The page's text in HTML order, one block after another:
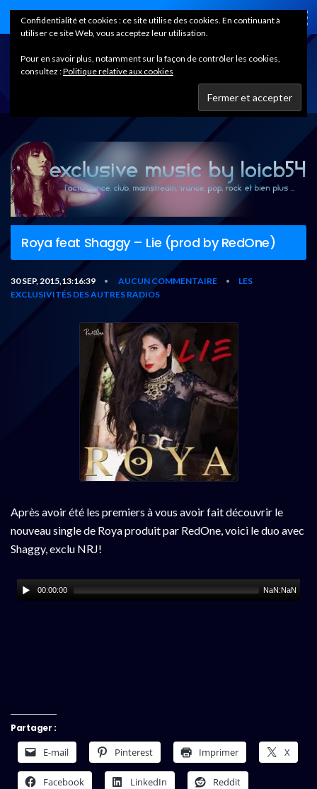
Home
Roya feat Shaggy – Lie (prod by RedOne)
30 SEP, 2015,13:16:39 • AUCUN COMMENTAIRE •
LES
EXCLUSIVITÉS DES AUTRES RADIOS
Après avoir été les premiers à vous avoir fait découvrir le
nouveau single de Roya produit par RedOne, voici le duo avec
Shaggy, exclu NRJ!
00:00:00 NaN:NaN
Partager :
E-mail Pinterest Imprimer X
Facebook LinkedIn Reddit
Confidentialité et cookies : ce site utilise des cookies. En continuant à
utiliser ce site Web, vous acceptez leur utilisation.
Pour en savoir plus, notamment sur la façon de contrôler les cookies,
consultez :Politique relative aux cookies